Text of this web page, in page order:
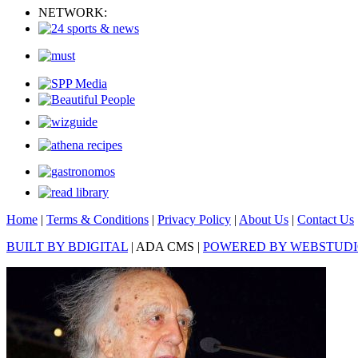
NETWORK:
Home | Terms & Conditions | Privacy Policy | About Us | Contact Us
BUILT BY BDIGITAL | ADA CMS | POWERED BY